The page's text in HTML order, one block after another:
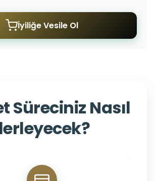
İyiliğe Vesile Ol
Süreciniz Nasıl